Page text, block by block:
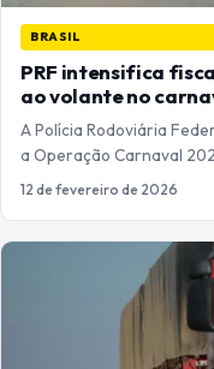
BRASIL
PRF intensifica
ao volante no
A Polícia Rodoviária
a Operação Carnaval
12 de fevereiro de 2026